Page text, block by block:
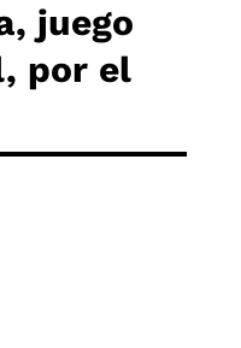
juego
por el